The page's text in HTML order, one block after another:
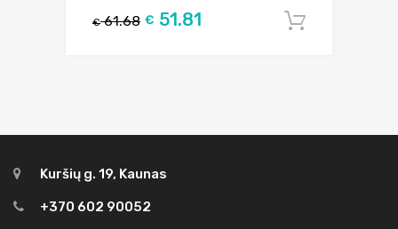
€61.68 € 51.81
Kuršių g. 19, Kaunas
+370 602 90052